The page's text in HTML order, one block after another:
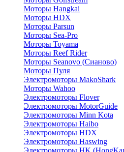
Моторы Hangkai
Моторы HDX
Моторы Parsun
Моторы Sea-Pro
Моторы Toyama
Моторы Reef Rider
Моторы Seanovo (Сианово)
Моторы Пуля
Электромоторы MakoShark
Моторы Wahoo
Электромоторы Flover
Электромоторы MotorGuide
Электромоторы Minn Kota
Электромоторы Haibo
Электромоторы HDX
Электромоторы Haswing
Электромоторы HK